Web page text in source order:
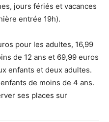
jours fériés et vacances
entrée 19h).
pour les adultes, 16,99
de 12 ans et 69,99 euros
enfants et deux adultes.
de moins de 4 ans.
ses places sur